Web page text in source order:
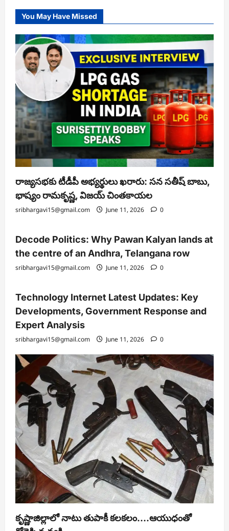
You May Have Missed
రాజ్యసభకు టీడీపీ అభ్యర్థులు ఖరారు: సన సతీష్ బాబు,
భాష్యం రామకృష్ణ, విజయ్ చింతకాయల
sribhargavi15@gmail.com June 11, 2026 0
Decode Politics: Why Pawan Kalyan lands at
the centre of an Andhra, Telangana row
sribhargavi15@gmail.com June 11, 2026 0
Technology Internet Latest Updates: Key
Developments, Government Response and
Expert Analysis
sribhargavi15@gmail.com June 11, 2026 0
కృష్ణాజిల్లాలో నాటు తుపాకీ కలకలం….ఆయుధంతో